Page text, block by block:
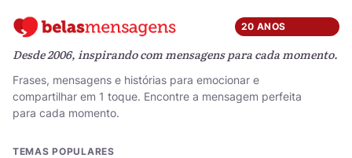
20 ANOS
Desde 2006, inspirando com mensagens para cada momento.
Frases, mensagens e histórias para emocionar e
compartilhar em 1 toque. Encontre a mensagem perfeita
para cada momento.
TEMAS POPULARES